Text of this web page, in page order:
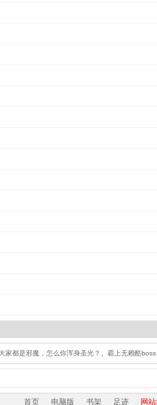
家都是邪魔，怎么你浑身圣光？ 霸上无赖酷boss
首页 电脑版 书架 足迹 网